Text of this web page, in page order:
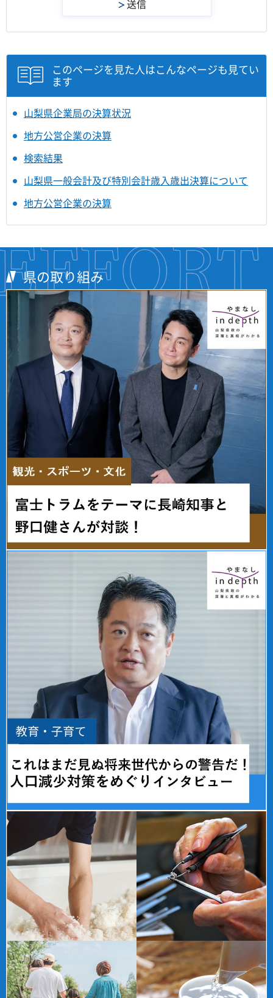
このページを見た人はこんなページも見てい
ます
山梨県企業局の決算状況
地方公営企業の決算
検索結果
山梨県一般会計及び特別会計歳入歳出決算について
地方公営企業の決算
県の取り組み